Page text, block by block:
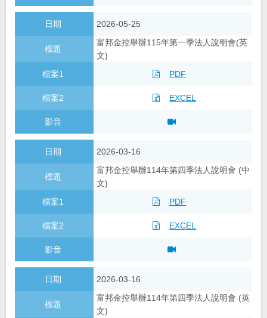
2026-05-25
富邦金控舉辦115年第一季法人說明會(英
文)
PDF
EXCEL
2026-03-16
富邦金控舉辦114年第四季法人說明會 (中
文)
PDF
EXCEL
2026-03-16
富邦金控舉辦114年第四季法人說明會 (英
文)